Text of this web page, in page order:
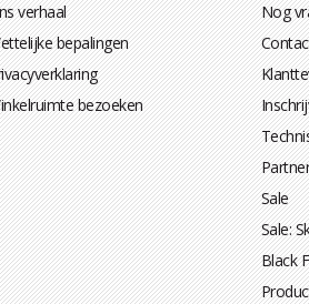
verhaal
bepalingen
bezoeken
Nog
Sale
Sale:
Black